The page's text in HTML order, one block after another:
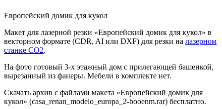
Европейский домик для кукол
Макет для лазерной резки «Европейский домик для кукол» в
векторном формате (CDR, AI или DXF) для резки на лазерном
станке СО2.
На фото готовый 3-х этажный дом с прилегающей башенкой,
вырезанный из фанеры. Мебели в комплекте нет.
Скачать архив с файлами макета «Европейский домик для
кукол» (casa_renan_modelo_europa_2-booenm.rar) бесплатно.